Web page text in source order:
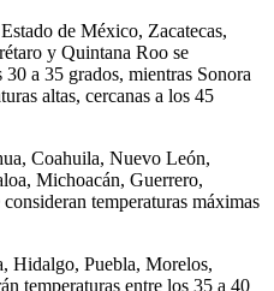
de México, Zacatecas,
y Quintana Roo se
a 35 grados, mientras Sonora
altas, cercanas a los 45
Coahuila, Nuevo León,
Michoacán, Guerrero,
temperaturas máximas
Hidalgo, Puebla, Morelos,
temperaturas entre los 35 a 40